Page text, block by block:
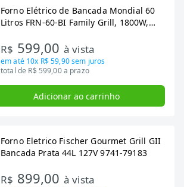
Forno Elétrico de Bancada Mondial 60
Litros FRN-60-BI Family Grill, 1800W,
R$ 599,00 à vista
em até 10x R$ 59,90sem juros
total de R$ 599,00 a prazo
Adicionar ao carrinho
Forno Eletrico Fischer Gourmet Grill GII
Bancada Prata 44L 127V 9741-79183
R$ 899,00 à vista